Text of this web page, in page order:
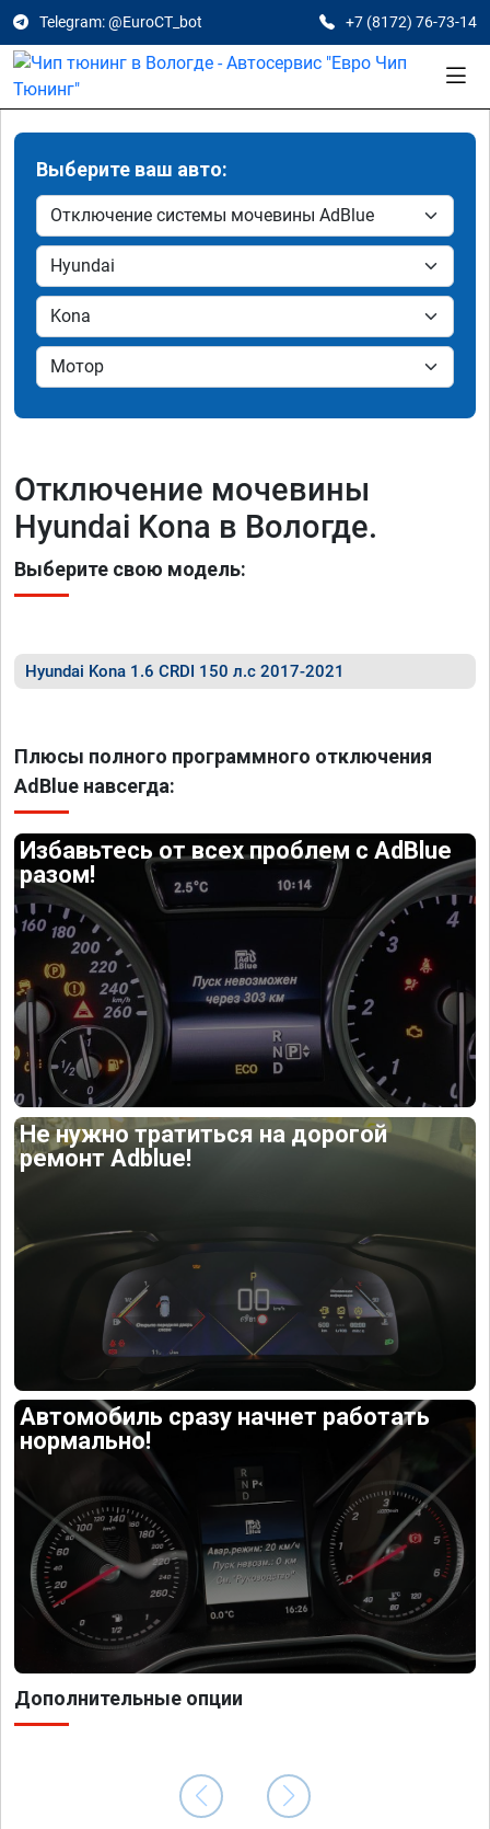
Telegram: @EuroCT_bot +7 (8172) 76-73-14
Выберите ваш авто:
Отключение мочевины
Hyundai Kona в Вологде.
Выберите свою модель:
Hyundai Kona 1.6 CRDI 150 л.с 2017-2021
Плюсы полного программного отключения
AdBlue навсегда:
Избавьтесь от всех проблем с AdBlue
разом!
Не нужно тратиться на дорогой
ремонт Adblue!
Автомобиль сразу начнет работать
нормально!
Дополнительные опции